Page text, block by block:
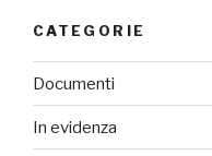
CATEGORIE
Documenti
In evidenza